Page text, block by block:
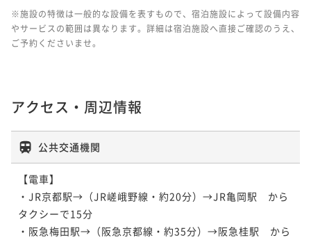
¥114,400~
2名 ¥ 108,680 ~
二食付き 現地決済可 事前決済可
ポイント即利用で最大5％OFF
2名 ¥ 108,680 ~
【SW2026】松茸と丹波牛をすきやきで存分に味わ
う 季節の特選料理＜9月19日～9月22日＞
※施設の特徴は一般的な設備を表すもので、宿泊施設によって設備内容
やサービスの範囲は異なります。詳細は宿泊施設へ直接ご確認のうえ、
ご予約くださいませ。
アクセス・周辺情報
公共交通機関
【電車】
・JR京都駅→（JR嵯峨野線・約20分）→JR亀岡駅　から
タクシーで15分
・阪急梅田駅→（阪急京都線・約35分）→阪急桂駅　から